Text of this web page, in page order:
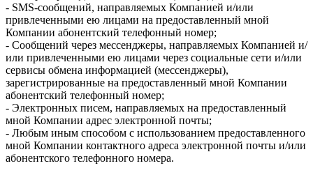
- SMS-сообщений, направляемых Компанией и/или
привлеченными ею лицами на предоставленный мной
Компании абонентский телефонный номер;
- Сообщений через мессенджеры, направляемых Компанией и/
или привлеченными ею лицами через социальные сети и/или
сервисы обмена информацией (мессенджеры),
зарегистрированные на предоставленный мной Компании
абонентский телефонный номер;
- Электронных писем, направляемых на предоставленный
мной Компании адрес электронной почты;
- Любым иным способом с использованием предоставленного
мной Компании контактного адреса электронной почты и/или
абонентского телефонного номера.